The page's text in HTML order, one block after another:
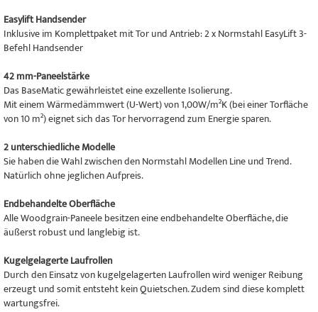
Easylift Handsender
Inklusive im Komplettpaket mit Tor und Antrieb: 2 x Normstahl EasyLift 3-
Befehl Handsender
42 mm-Paneelstärke
Das BaseMatic gewährleistet eine exzellente Isolierung.
Mit einem Wärmedämmwert (U-Wert) von 1,00W/m²K (bei einer Torfläche
von 10 m²) eignet sich das Tor hervorragend zum Energie sparen.
2 unterschiedliche Modelle
Sie haben die Wahl zwischen den Normstahl Modellen Line und Trend.
Natürlich ohne jeglichen Aufpreis.
Endbehandelte Oberfläche
Alle Woodgrain-Paneele besitzen eine endbehandelte Oberfläche, die
äußerst robust und langlebig ist.
Kugelgelagerte Laufrollen
Durch den Einsatz von kugelgelagerten Laufrollen wird weniger Reibung
erzeugt und somit entsteht kein Quietschen. Zudem sind diese komplett
wartungsfrei.